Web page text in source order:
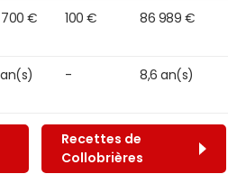
700 € 100 € 86 989 €
- 8,6 an(s)
Recettes de
Collobrières